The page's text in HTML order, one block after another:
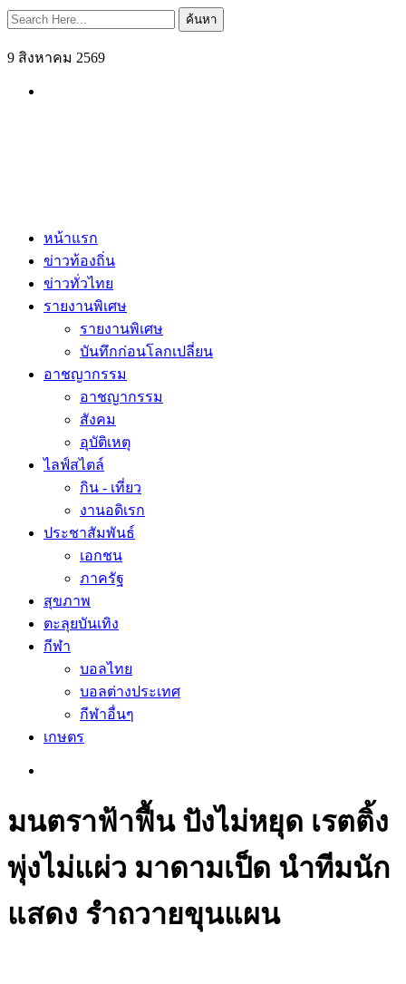
ค้นหา
9 สิงหาคม 2569
หน้าแรก
ข่าวท้องถิ่น
ข่าวทั่วไทย
รายงานพิเศษ
รายงานพิเศษ
บันทึกก่อนโลกเปลี่ยน
อาชญากรรม
อาชญากรรม
สังคม
อุบัติเหตุ
ไลฟ์สไตล์
กิน - เที่ยว
งานอดิเรก
ประชาสัมพันธ์
เอกชน
ภาครัฐ
สุขภาพ
ตะลุยบันเทิง
กีฬา
บอลไทย
บอลต่างประเทศ
กีฬาอื่นๆ
เกษตร
มนตราฟ้าฟื้น ปังไม่หยุด เรตติ้ง
พุ่งไม่แผ่ว มาดามเป็ด นำทีมนัก
แสดง รำถวายขุนแผน